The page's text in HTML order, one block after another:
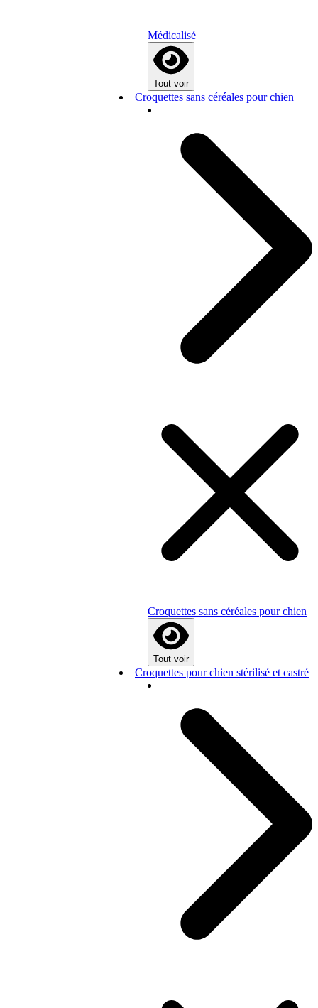
Médicalisé
Tout voir
Croquettes sans céréales pour chien
Croquettes sans céréales pour chien
Tout voir
Croquettes pour chien stérilisé et castré